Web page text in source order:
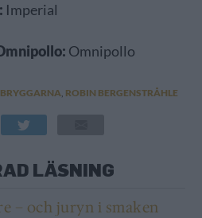
Imperial
Omnipollo
ROBIN BERGENSTRÅHLE
LÄSNING
– och juryn i smaken